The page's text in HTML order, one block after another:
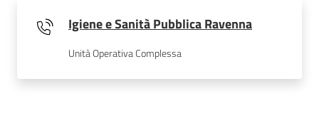
Igiene e Sanità Pubblica Ravenna
Unità Operativa Complessa